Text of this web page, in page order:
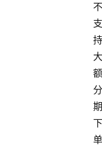
不
支
持
大
额
分
期
下
单